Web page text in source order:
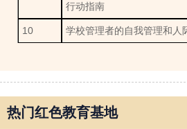
行动指南
10 学校管理者的自我管理和人
热门红色教育基地